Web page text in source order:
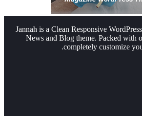
Jannah is a Clean Responsive
News and Blog theme. Packed with
completely customize